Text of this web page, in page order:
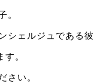
。
シェルジュである彼
。
さい。